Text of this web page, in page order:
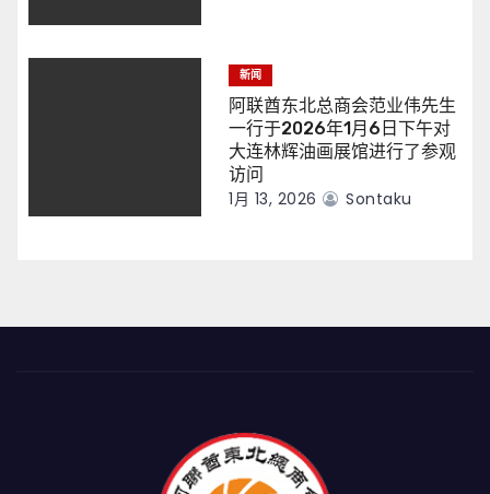
新闻
阿联酋东北总商会范业伟先生
一行于2026年1月6日下午对
大连林辉油画展馆进行了参观
访问
1月 13, 2026 Sontaku